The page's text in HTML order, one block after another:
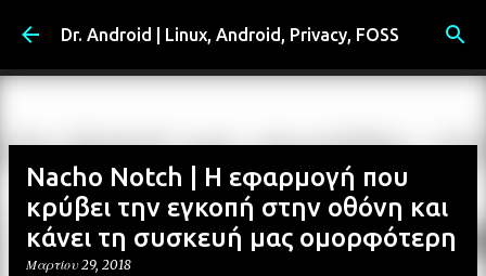
Μετάβαση στο κύριο περιεχόμενο
Dr. Android | Linux, Android, Privacy, FOSS
Nacho Notch | Η εφαρμογή που
κρύβει την εγκοπή στην οθόνη και
κάνει τη συσκευή μας ομορφότερη
Μαρτίου 29, 2018